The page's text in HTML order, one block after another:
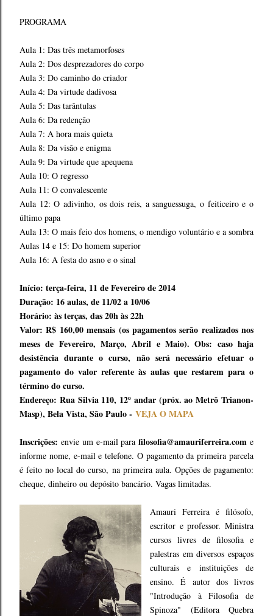
PROGRAMA
Aula 1: Das três metamorfoses
Aula 2: Dos desprezadores do corpo
Aula 3: Do caminho do criador
Aula 4: Da virtude dadivosa
Aula 5: Das tarântulas
Aula 6: Da redenção
Aula 7: A hora mais quieta
Aula 8: Da visão e enigma
Aula 9: Da virtude que apequena
Aula 10: O regresso
Aula 11: O convalescente
Aula 12: O adivinho, os dois reis, a sanguessuga, o feiticeiro e o
último papa
Aula 13: O mais feio dos homens, o mendigo voluntário e a sombra
Aulas 14 e 15: Do homem superior
Aula 16: A festa do asno e o sinal
Início: terça-feira, 11 de Fevereiro de 2014
Duração: 16 aulas, de 11/02 a 10/06
Horário: às terças, das 20h às 22h
Valor: R$ 160,00 mensais (os pagamentos serão realizados nos
meses de Fevereiro, Março, Abril e Maio). Obs: caso haja
desistência durante o curso, não será necessário efetuar o
pagamento do valor referente às aulas que restarem para o
término do curso.
Endereço: Rua Silvia 110, 12º andar (próx. ao Metrô Trianon-
Masp), Bela Vista, São Paulo - VEJA O MAPA
Inscrições: envie um e-mail parafilosofia@amauriferreira.com e
informe nome, e-mail e telefone. O pagamento da primeira parcela
é feito no local do curso, na primeira aula. Opções de pagamento:
cheque, dinheiro ou depósito bancário. Vagas limitadas.
Amauri Ferreira é filósofo,
escritor e professor. Ministra
cursos livres de filosofia e
palestras em diversos espaços
culturais e instituições de
ensino. É autor dos livros
"Introdução à Filosofia de
Spinoza" (Editora Quebra